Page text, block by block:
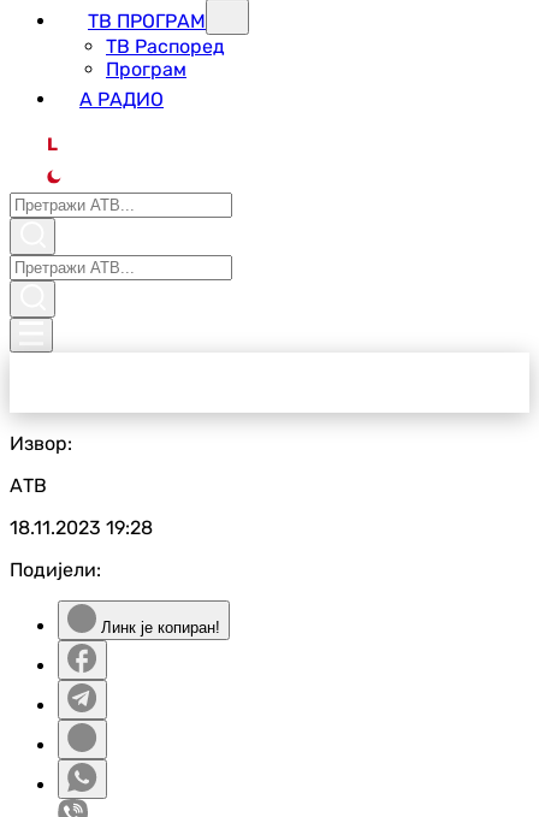
ТВ ПРОГРАМ
ТВ Распоред
Програм
А РАДИО
L
Извор:
АТВ
18.11.2023 19:28
Подијели:
Линк је копиран!